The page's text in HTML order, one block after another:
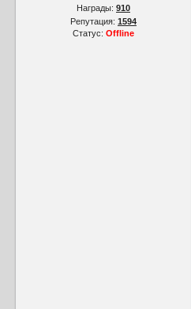
Награды: 910
Репутация: 1594
Статус: Offline